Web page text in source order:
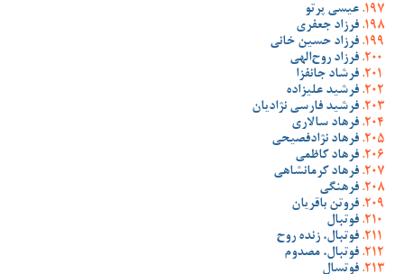
عیسی پرتو
فرزاد جعفری
فرزاد حسین خانی
فرزاد روح‌الهی
فرشاد جانفزا
فرشید علیزاده
فرشید فارسی نژادیان
فرهاد سالاری
فرهاد نژادفصیحی
فرهاد کاظمی
فرهاد کرمانشاهی
فرهنگی
فروتن باقریان
فوتبال
فوتبال، زنده روح
فوتبال، مصدوم
فوتسال